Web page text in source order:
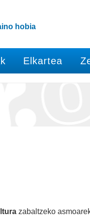
hobia
Elkartea
zabaltzeko